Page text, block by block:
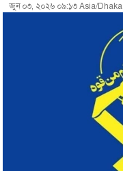
জুন ০৩, ২০২৬ ০৯:১৩ Asia/Dhaka